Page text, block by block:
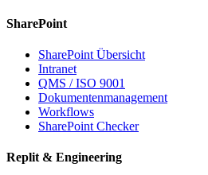
SharePoint
SharePoint Übersicht
Intranet
QMS / ISO 9001
Dokumentenmanagement
Workflows
SharePoint Checker
Replit & Engineering